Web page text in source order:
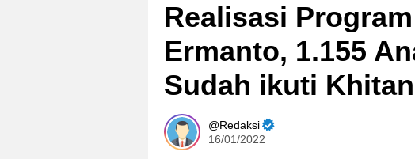
Realisasi
Ermanto, 1.155
Sudah ikuti
Redaksi
16/01/2022